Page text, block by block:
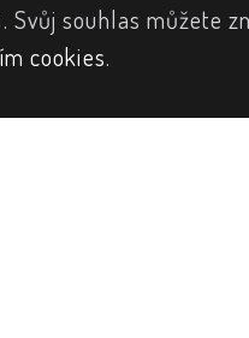
Svůj souhlas můžete
cookies.